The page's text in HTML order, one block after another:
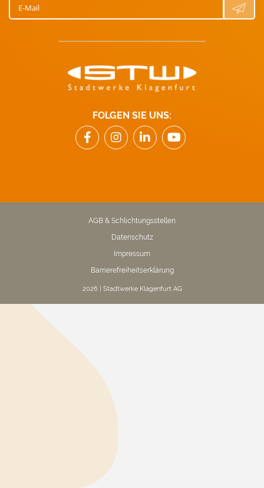
E-Mail
FOLGEN SIE UNS:
AGB & Schlichtungsstellen
Datenschutz
Impressum
Barrierefreiheitserklärung
2026 | Stadtwerke Klagenfurt AG